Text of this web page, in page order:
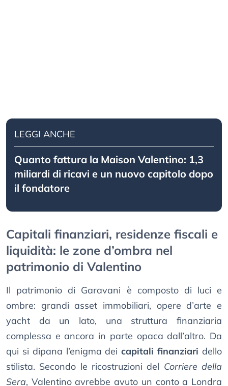
LEGGI ANCHE
Quanto fattura la Maison Valentino: 1,3
miliardi di ricavi e un nuovo capitolo dopo
il fondatore
Capitali finanziari, residenze fiscali e
liquidità: le zone d’ombra nel
patrimonio di Valentino
Il patrimonio di Garavani è composto di luci e
ombre: grandi asset immobiliari, opere d’arte e
yacht da un lato, una struttura finanziaria
complessa e ancora in parte opaca dall’altro. Da
qui si dipana l’enigma deicapitali finanziari dello
stilista. Secondo le ricostruzioni del Corriere della
Sera, Valentino avrebbe avuto un conto a Londra